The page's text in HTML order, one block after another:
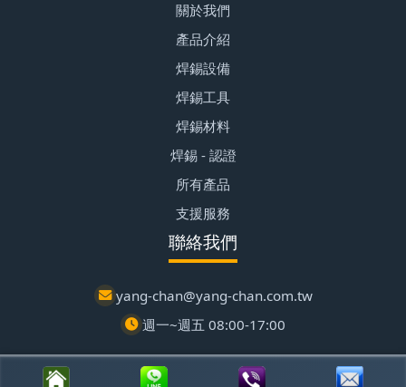
關於我們
產品介紹
焊錫設備
焊錫工具
焊錫材料
焊錫 - 認證
所有產品
支援服務
聯絡我們
yang-chan@yang-chan.com.tw
週一~週五 08:00-17:00
© 2026 楊展有限公司 | 潭子區自動化設備 | 客製化焊錫爐專家